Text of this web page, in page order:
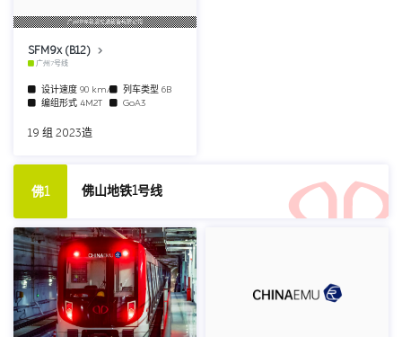
广州中车轨道交通装备有限公司
SFM9x (B12)
广州7号线
设计速度 90 km/h 列车类型 6B
编组形式 4M2T GoA3
19 组 2023造
佛1 佛山地铁1号线